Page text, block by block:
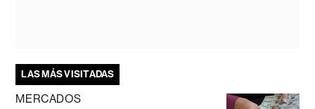
LAS MÁS VISITADAS
MERCADOS